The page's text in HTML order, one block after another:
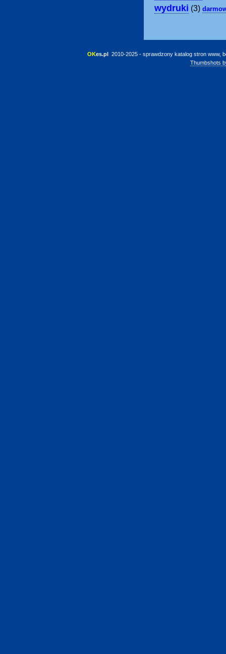
wydruki (3)
OKes.pl 2010-2025 - sprawdzony katalog stron www,
Thumbshots